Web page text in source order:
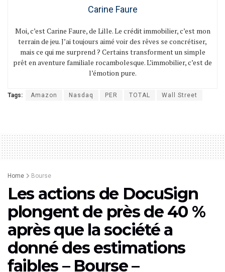
Carine Faure
Moi, c’est Carine Faure, de Lille. Le crédit immobilier, c’est mon
terrain de jeu. J’ai toujours aimé voir des rêves se concrétiser,
mais ce qui me surprend ? Certains transforment un simple
prêt en aventure familiale rocambolesque. L’immobilier, c’est de
l’émotion pure.
Tags: Amazon Nasdaq PER TOTAL Wall Street
Home Bourse
Les actions de DocuSign
plongent de près de 40 %
après que la société a
donné des estimations
faibles – Bourse –